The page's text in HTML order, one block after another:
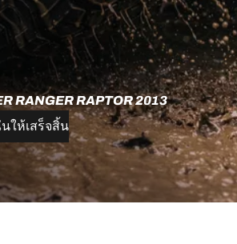
RANGER RAPTOR 2013
ให้เสร็จสิ้น